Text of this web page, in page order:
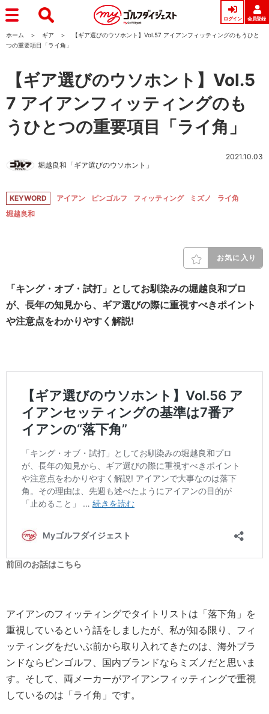
ログイン 会員登録
ホーム ギア
【ギア選びのウソホント】Vol.57 アイアンフィッティングのもうひと
つの重要項目「ライ角」
【ギア選びのウソホント】Vol.5
7 アイアンフィッティングのも
うひとつの重要項目「ライ角」
堀越良和「ギア選びのウソホント」
2021.10.03
KEYWORD アイアン ピンゴルフ フィッティング ミズノ
ライ角
堀越良和
お気に入り
「キング・オブ・試打」としてお馴染みの堀越良和プロ
が、長年の知見から、ギア選びの際に重視すべきポイント
や注意点をわかりやすく解説!
前回のお話はこちら
アイアンのフィッティングでタイトリストは「落下角」を
重視しているという話をしましたが、私が知る限り、フィ
ッティングをだいぶ前から取り入れてきたのは、海外ブラ
ンドならピンゴルフ、国内ブランドならミズノだと思いま
す。そして、両メーカーがアイアンフィッティングで重視
しているのは「ライ角」です。